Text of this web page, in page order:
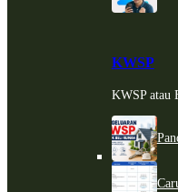
KWSP
KWSP atau